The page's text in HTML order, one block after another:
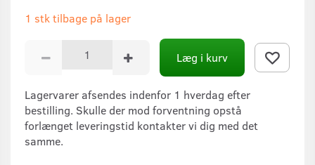
1 stk tilbage på lager
Læg i kurv
Lagervarer afsendes indenfor 1 hverdag efter
bestilling. Skulle der mod forventning opstå
forlænget leveringstid kontakter vi dig med det
samme.